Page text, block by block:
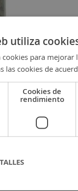
utiliza
cookies para
las cookies de
Cookies de
rendimiento